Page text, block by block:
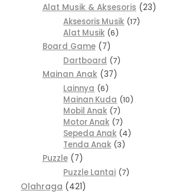
Alat Musik & Aksesoris
23
Aksesoris Musik 17
Alat Musik 6
Board Game
7
Dartboard 7
Mainan Anak
37
Lainnya 6
Mainan Kuda 10
Mobil Anak 7
Motor Anak 7
Sepeda Anak 4
Tenda Anak 3
Puzzle
7
Puzzle Lantai 7
Olahraga 421